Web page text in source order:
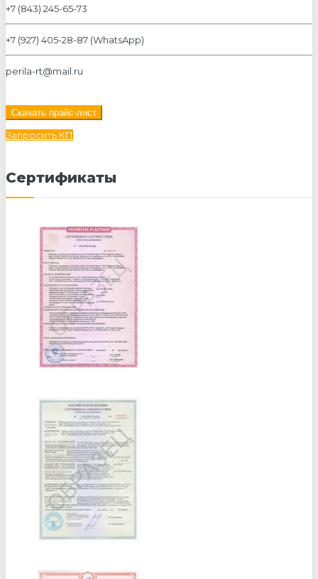
+7 (843) 245-65-73
+7 (927) 405-28-87 (WhatsApp)
perila-rt@mail.ru
Скачать прайс-лист
Запросить КП
Сертификаты